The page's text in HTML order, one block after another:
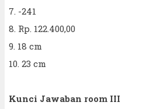
7. -241
8. Rp. 122.400,00
9. 18 cm
10. 23 cm
Kunci Jawaban room III